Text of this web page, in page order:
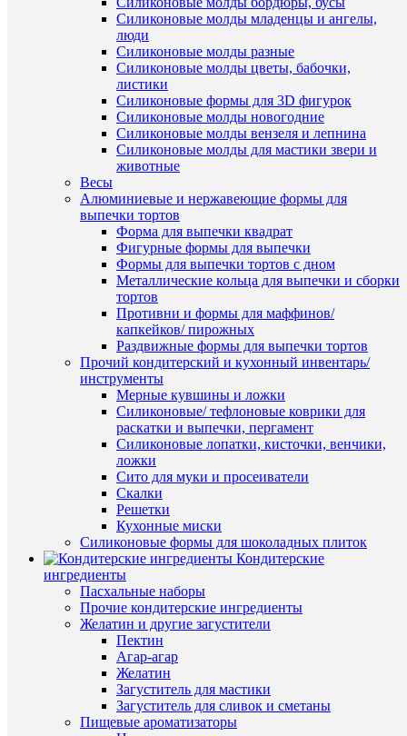
Силиконовые молды младенцы и ангелы,
люди
Силиконовые молды разные
Силиконовые молды цветы, бабочки,
листики
Силиконовые формы для 3D фигурок
Силиконовые молды новогодние
Силиконовые молды вензеля и лепнина
Силиконовые молды для мастики звери и
животные
Весы
Алюминиевые и нержавеющие формы для
выпечки тортов
Форма для выпечки квадрат
Фигурные формы для выпечки
Формы для выпечки тортов с дном
Металлические кольца для выпечки и сборки
тортов
Противни и формы для маффинов/
капкейков/ пирожных
Раздвижные формы для выпечки тортов
Прочий кондитерский и кухонный инвентарь/
инструменты
Мерные кувшины и ложки
Силиконовые/ тефлоновые коврики для
раскатки и выпечки, пергамент
Силиконовые лопатки, кисточки, венчики,
ложки
Сито для муки и просеиватели
Скалки
Решетки
Кухонные миски
Силиконовые формы для шоколадных плиток
Кондитерские
ингредиенты
Пасхальные наборы
Прочие кондитерские ингредиенты
Желатин и другие загустители
Пектин
Агар-агар
Желатин
Загуститель для мастики
Загуститель для сливок и сметаны
Пищевые ароматизаторы
корзину
К
В
в
1
К
наличии
Быстрый
3